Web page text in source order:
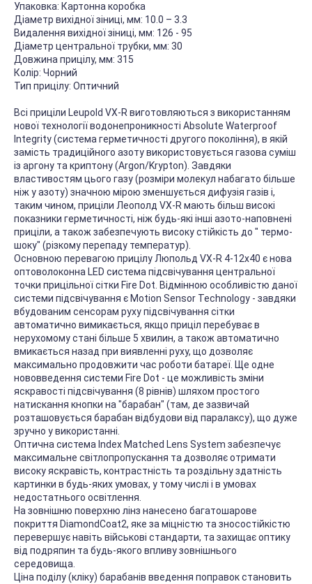
Упаковка: Картонна коробка
Діаметр вихідної зіниці, мм: 10.0 – 3.3
Видалення вихідної зіниці, мм: 126 - 95
Діаметр центральної трубки, мм: 30
Довжина прицілу, мм: 315
Колір: Чорний
Тип прицілу: Оптичний
Всі приціли Leupold VX-R виготовляються з використанням
нової технології водонепроникності Absolute Waterproof
Integrity (система герметичності другого покоління), в якій
замість традиційного азоту використовується газова суміш
із аргону та криптону (Argon/Krypton). Завдяки
властивостям цього газу (розміри молекул набагато більше
ніж у азоту) значною мірою зменшується дифузія газів і,
таким чином, приціли Леополд VX-R мають більш високі
показники герметичності, ніж будь-які інші азото-наповнені
приціли, а також забезпечують високу стійкість до " термо-
шоку" (різкому перепаду температур).
Основною перевагою прицілу Люпольд VX-R 4-12x40 є нова
оптоволоконна LED система підсвічування центральної
точки прицільної сітки Fire Dot. Відмінною особливістю даної
системи підсвічування є Motion Sensor Technology - завдяки
вбудованим сенсорам руху підсвічування сітки
автоматично вимикається, якщо приціл перебуває в
нерухомому стані більше 5 хвилин, а також автоматично
вмикається назад при виявленні руху, що дозволяє
максимально продовжити час роботи батареї. Ще одне
нововведення системи Fire Dot - це можливість зміни
яскравості підсвічування (8 рівнів) шляхом простого
натискання кнопки на "барабан" (там, де зазвичай
розташовується барабан відбудови від паралаксу), що дуже
зручно у використанні.
Оптична система Index Matched Lens System забезпечує
максимальне світлопропускання та дозволяє отримати
високу яскравість, контрастність та роздільну здатність
картинки в будь-яких умовах, у тому числі і в умовах
недостатнього освітлення.
На зовнішню поверхню лінз нанесено багатошарове
покриття DiamondCoat2, яке за міцністю та зносостійкістю
перевершує навіть військові стандарти, та захищає оптику
від подряпин та будь-якого впливу зовнішнього
середовища.
Ціна поділу (кліку) барабанів введення поправок становить